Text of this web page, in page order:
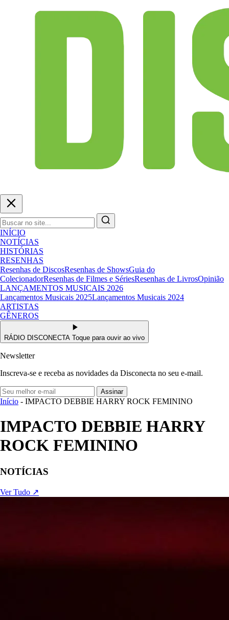
INÍCIO
NOTÍCIAS
HISTÓRIAS
RESENHAS
Resenhas de DiscosResenhas de ShowsGuia do
ColecionadorResenhas de Filmes e SériesResenhas de LivrosOpinião
LANÇAMENTOS MUSICAIS 2026
Lançamentos Musicais 2025Lançamentos Musicais 2024
ARTISTAS
GÊNEROS
RÁDIO DISCONECTA Toque para ouvir ao vivo
Newsletter
Inscreva-se e receba as novidades da Disconecta no seu e-mail.
Assinar
Início - IMPACTO DEBBIE HARRY ROCK FEMININO
IMPACTO DEBBIE HARRY
ROCK FEMININO
NOTÍCIAS
Ver Tudo ↗